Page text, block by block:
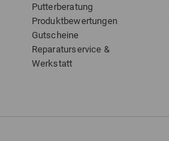
Putterberatung
Produktbewertungen
Gutscheine
Reparaturservice &
Werkstatt